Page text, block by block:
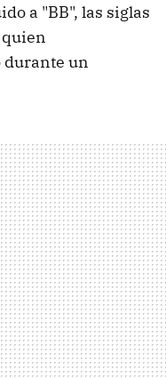
a "BB", las siglas
quien
durante un